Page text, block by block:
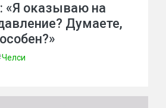
«Я оказываю на
Думаете,
Челси